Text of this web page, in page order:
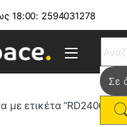
18:00: 2594031278
με ετικέτα “RD2400ME”